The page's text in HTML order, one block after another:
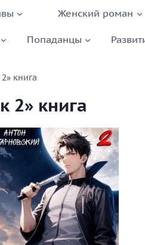
Женский роман
Попаданцы
книга
2» книга